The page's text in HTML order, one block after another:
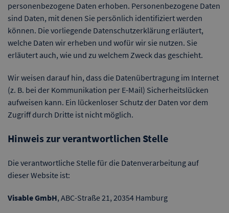
personenbezogene Daten erhoben. Personenbezogene Daten
sind Daten, mit denen Sie persönlich identifiziert werden
können. Die vorliegende Datenschutzerklärung erläutert,
welche Daten wir erheben und wofür wir sie nutzen. Sie
erläutert auch, wie und zu welchem Zweck das geschieht.
Wir weisen darauf hin, dass die Datenübertragung im Internet
(z. B. bei der Kommunikation per E-Mail) Sicherheitslücken
aufweisen kann. Ein lückenloser Schutz der Daten vor dem
Zugriff durch Dritte ist nicht möglich.
Hinweis zur verantwortlichen Stelle
Die verantwortliche Stelle für die Datenverarbeitung auf
dieser Website ist:
Visable GmbH, ABC-Straße 21, 20354 Hamburg